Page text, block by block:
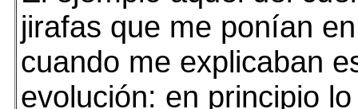
jirafas que me ponían
cuando me explicaban
evolución: en principio lo